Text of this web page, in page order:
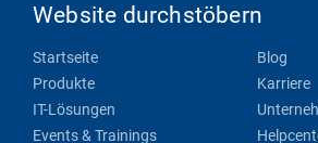
Website durchstöbern
Startseite
Produkte
IT-Lösungen
Events & Trainings
Blog
Karriere